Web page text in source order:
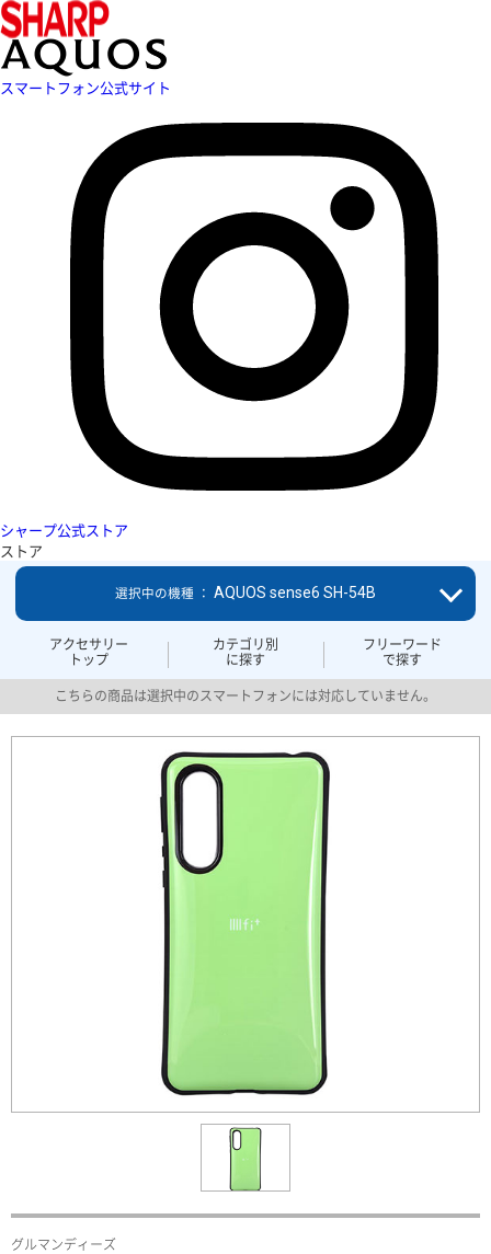
スマートフォン公式サイト
シャープ公式ストア
ストア
アクセサリー
トップ
カテゴリ別
に探す
フリーワード
で探す
選択中の機種 ： AQUOS sense6 SH-54B
こちらの商品は選択中のスマートフォンには対応していません。
グルマンディーズ